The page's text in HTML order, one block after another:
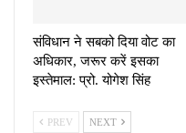
संविधान ने सबको दिया वोट का
अधिकार, जरूर करें इसका
इस्तेमाल: प्रो. योगेश सिंह
PREV NEXT